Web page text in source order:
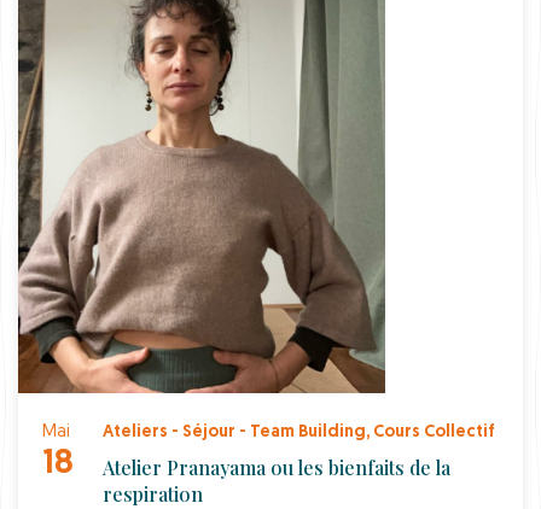
Mai
18
Ateliers - Séjour - Team Building, Cours Collectif
Atelier Pranayama ou les bienfaits de la
respiration